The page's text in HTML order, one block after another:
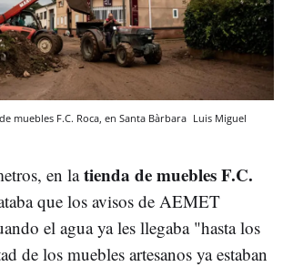
muebles F.C. Roca, en Santa Bàrbara Luis Miguel
en latienda de muebles F.C.
que los avisos de AEMET
el agua ya les llegaba "hasta los
de los muebles artesanos ya estaban